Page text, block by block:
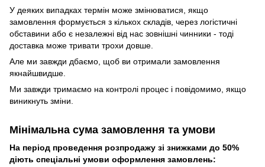
У деяких випадках термін може змінюватися, якщо
замовлення формується з кількох складів, через логістичні
обставини або є незалежні від нас зовнішні чинники - тоді
доставка може тривати трохи довше.
Але ми завжди дбаємо, щоб ви отримали замовлення
якнайшвидше.
Ми завжди тримаємо на контролі процес і повідомимо, якщо
виникнуть зміни.
Мінімальна сума замовлення та умови
На період проведення розпродажу зі знижками до 50%
діють спеціальні умови оформлення замовлень: